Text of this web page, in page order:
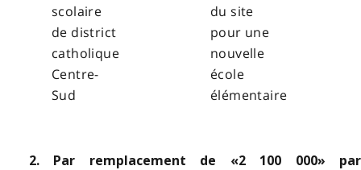
scolaire
de district
catholique
Centre-
Sud
du site
pour une
nouvelle
école
élémentaire
2. Par remplacement de «2 100 000» par